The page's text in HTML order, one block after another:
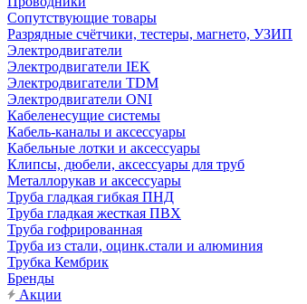
Сопутствующие товары
Разрядные счётчики, тестеры, магнето, УЗИП
Электродвигатели
Электродвигатели IEK
Электродвигатели TDM
Электродвигатели ONI
Кабеленесущие системы
Кабель-каналы и аксессуары
Кабельные лотки и аксессуары
Клипсы, дюбели, аксессуары для труб
Металлорукав и аксессуары
Труба гладкая гибкая ПНД
Труба гладкая жесткая ПВХ
Труба гофрированная
Труба из стали, оцинк.стали и алюминия
Трубка Кембрик
Бренды
Акции